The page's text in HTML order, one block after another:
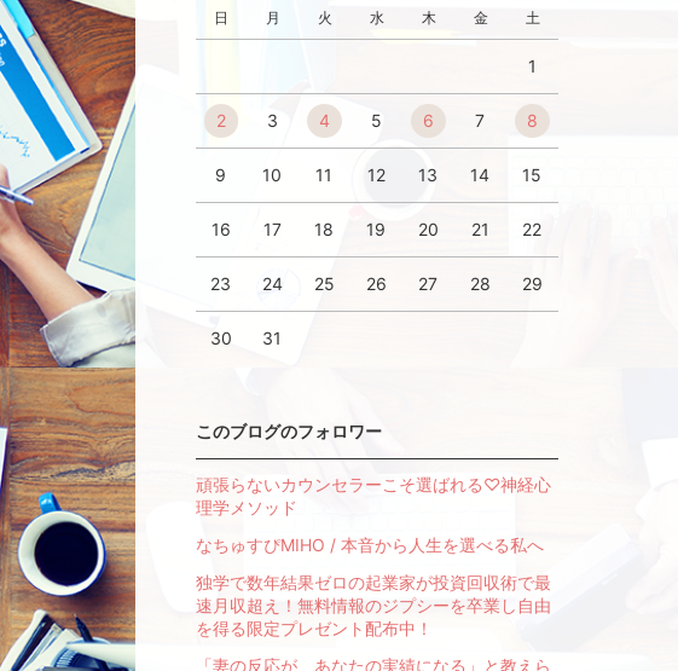
日 月 火 水 木 金 土
1
2 3 4 5 6 7 8
9 10 11 12 13 14 15
16 17 18 19 20 21 22
23 24 25 26 27 28 29
30 31
このブログのフォロワー
頑張らないカウンセラーこそ選ばれる♡神経心
理学メソッド
なちゅすぴMIHO / 本音から人生を選べる私へ
独学で数年結果ゼロの起業家が投資回収術で最
速月収超え！無料情報のジプシーを卒業し自由
を得る限定プレゼント配布中！
「妻の反応が、あなたの実績になる」と教えら